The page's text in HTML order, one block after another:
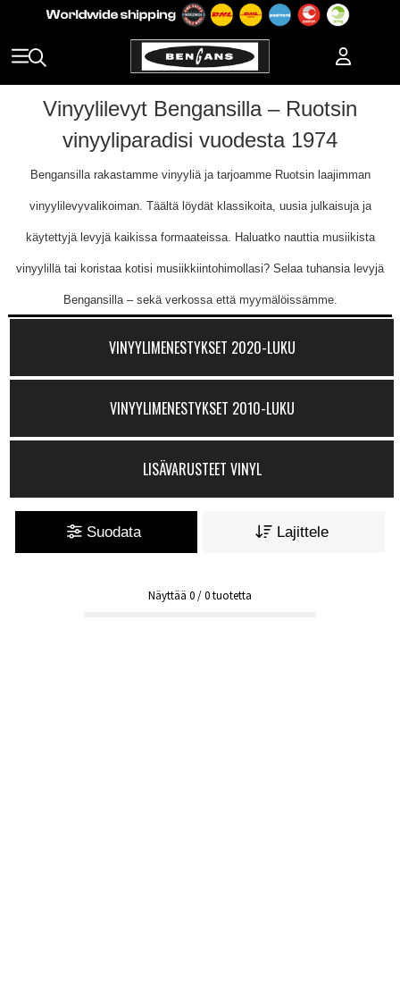
Vinyylilevyt Bengansilla – Ruotsin
vinyyliparadisi vuodesta 1974
Bengansilla rakastamme vinyyliä ja tarjoamme Ruotsin laajimman
vinyylilevyvalikoiman. Täältä löydät klassikoita, uusia julkaisuja ja
käytettyjä levyjä kaikissa formaateissa. Haluatko nauttia musiikista
vinyylillä tai koristaa kotisi musiikkiintohimollasi? Selaa tuhansia levyjä
Bengansilla – sekä verkossa että myymälöissämme.
VINYYLIMENESTYKSET 2020-LUKU
VINYYLIMENESTYKSET 2010-LUKU
LISÄVARUSTEET VINYL
Suodata Lajittele
Näyttää 0/0tuotetta